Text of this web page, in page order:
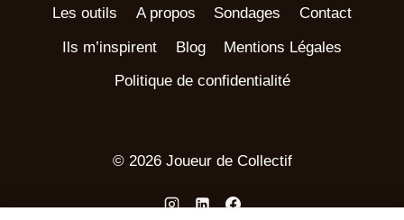
Les outils A propos Sondages
Contact
Ils m’inspirent
Blog
Mentions Légales
Politique de confidentialité
© 2026 Joueur de Collectif